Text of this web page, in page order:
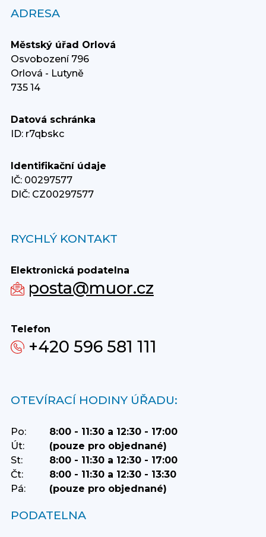
ADRESA
Městský úřad Orlová
Osvobození 796
Orlová - Lutyně
735 14
Datová schránka
ID: r7qbskc
Identifikační údaje
IČ: 00297577
DIČ: CZ00297577
RYCHLÝ KONTAKT
Elektronická podatelna
posta@muor.cz
Telefon
+420 596 581 111
OTEVÍRACÍ HODINY ÚŘADU:
Po:
8:00 - 11:30 a 12:30 - 17:00
Út:
(pouze pro objednané)
St:
8:00 - 11:30 a 12:30 - 17:00
Čt:
8:00 - 11:30 a 12:30 - 13:30
Pá:
(pouze pro objednané)
PODATELNA